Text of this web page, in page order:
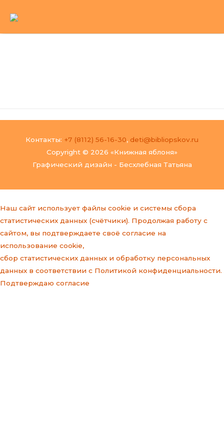
Контакты: +7 (8112) 56-16-30, deti@bibliopskov.ru
Copyright © 2026 «Книжная яблоня»
Графический дизайн - Бесхлебная Татьяна
Наш сайт использует файлы cookie и системы сбора
статистических данных (счётчики). Продолжая работу с
сайтом, вы подтверждаете своё согласие на
использование cookie,
сбор статистических данных и обработку персональных
данных в соответствии с Политикой конфиденциальности.
Подтверждаю согласие